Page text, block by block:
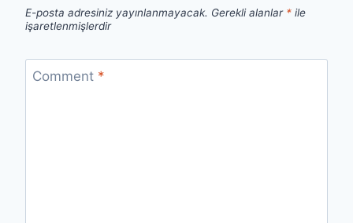
E-posta adresiniz yayınlanmayacak. Gerekli alanlar * ile
işaretlenmişlerdir
Comment *